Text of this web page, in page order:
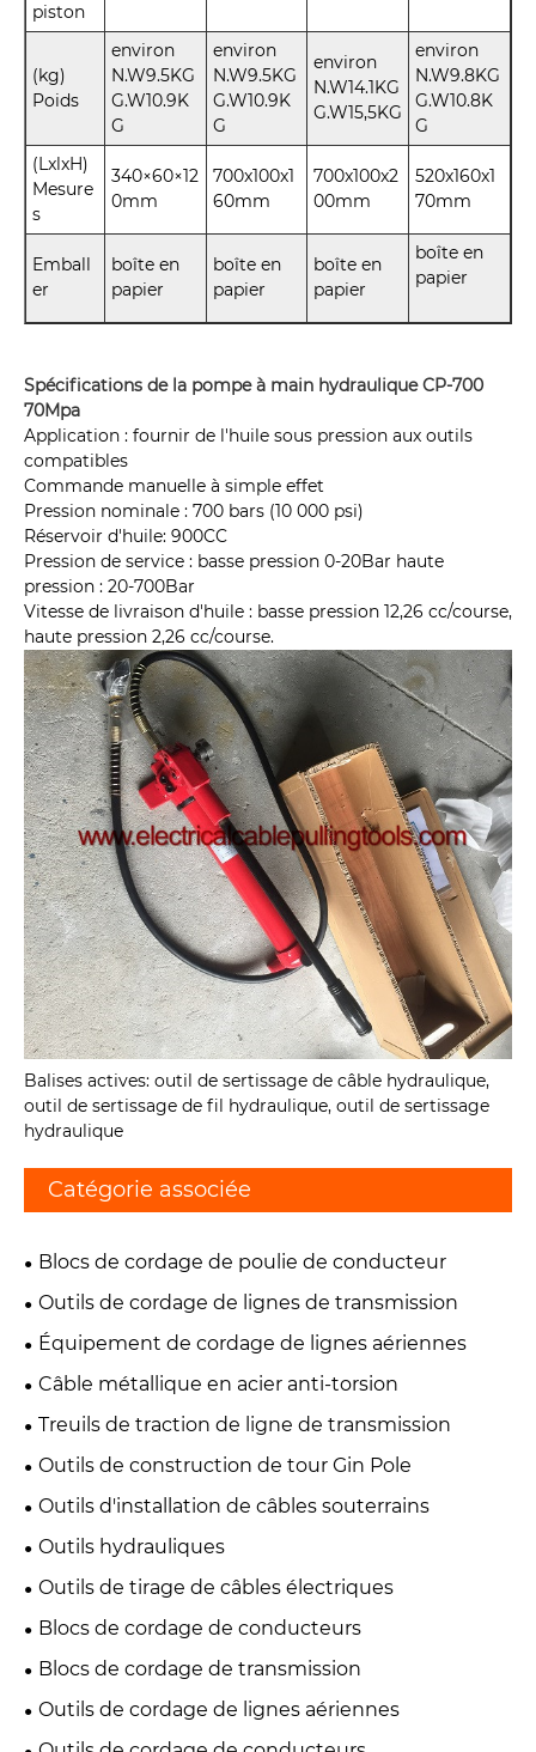
piston
(kg)
Poids
environ
N.W9.5KG
G.W10.9K
G
environ
N.W9.5KG
G.W10.9K
G
environ
N.W14.1KG
G.W15,5KG
environ
N.W9.8KG
G.W10.8K
G
(LxlxH)
Mesure
s
340×60×12
0mm
700x100x1
60mm
700x100x2
00mm
520x160x1
70mm
Emball
er
boîte en
papier
boîte en
papier
boîte en
papier
boîte en
papier
Spécifications de la pompe à main hydraulique CP-700
70Mpa
Application : fournir de l'huile sous pression aux outils
compatibles
Commande manuelle à simple effet
Pression nominale : 700 bars (10 000 psi)
Réservoir d'huile: 900CC
Pression de service : basse pression 0-20Bar haute
pression : 20-700Bar
Vitesse de livraison d'huile : basse pression 12,26 cc/course,
haute pression 2,26 cc/course.
Balises actives: outil de sertissage de câble hydraulique,
outil de sertissage de fil hydraulique, outil de sertissage
hydraulique
Catégorie associée
Blocs de cordage de poulie de conducteur
Outils de cordage de lignes de transmission
Équipement de cordage de lignes aériennes
Câble métallique en acier anti-torsion
Treuils de traction de ligne de transmission
Outils de construction de tour Gin Pole
Outils d'installation de câbles souterrains
Outils hydrauliques
Outils de tirage de câbles électriques
Blocs de cordage de conducteurs
Blocs de cordage de transmission
Outils de cordage de lignes aériennes